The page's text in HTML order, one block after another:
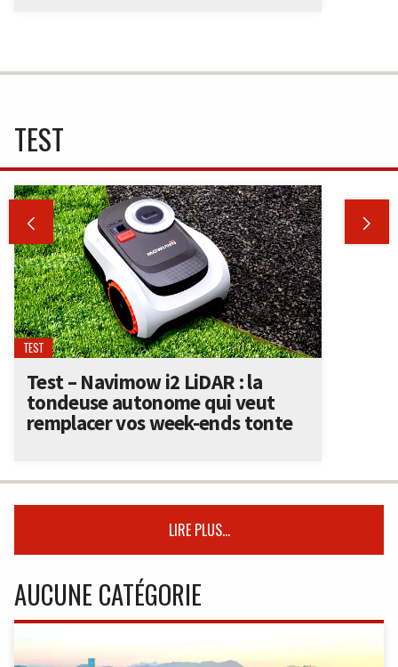
TEST
 
TEST
Test – Navimow i2 LiDAR : la
tondeuse autonome qui veut
remplacer vos week-ends tonte
LIRE PLUS...
AUCUNE CATÉGORIE